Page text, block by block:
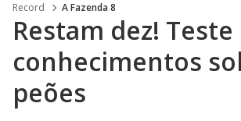
Record A Fazenda 8
Restam dez! Teste
conhecimentos
peões